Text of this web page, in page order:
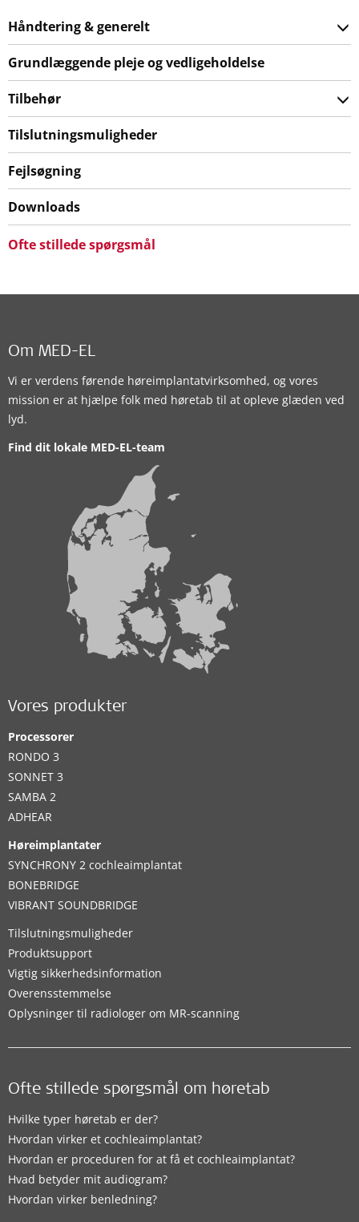
Håndtering & generelt
Grundlæggende pleje og vedligeholdelse
Tilbehør
Tilslutningsmuligheder
Fejlsøgning
Downloads
Ofte stillede spørgsmål
Om MED-EL
Vi er verdens førende høreimplantatvirksomhed, og vores
mission er at hjælpe folk med høretab til at opleve glæden ved
lyd.
Find dit lokale MED-EL-team
Vores produkter
Processorer
RONDO 3
SONNET 3
SAMBA 2
ADHEAR
Høreimplantater
SYNCHRONY 2 cochleaimplantat
BONEBRIDGE
VIBRANT SOUNDBRIDGE
Tilslutningsmuligheder
Produktsupport
Vigtig sikkerhedsinformation
Overensstemmelse
Oplysninger til radiologer om MR-scanning
Ofte stillede spørgsmål om høretab
Hvilke typer høretab er der?
Hvordan virker et cochleaimplantat?
Hvordan er proceduren for at få et cochleaimplantat?
Hvad betyder mit audiogram?
Hvordan virker benledning?